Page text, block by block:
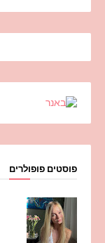
פוסטים פופולרים